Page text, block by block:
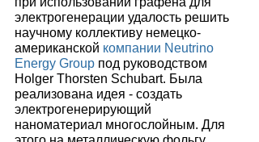
электрогенерации удалость решить
научному коллективу немецко-
американской компании Neutrino
Energy Group под руководством
Holger Thorsten Schubart. Была
реализована идея - создать
электрогенерирующий
наноматериал многослойным. Для